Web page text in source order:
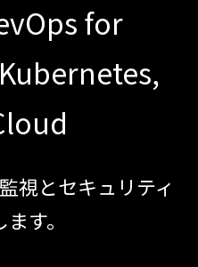
クラウドの弱点を可視化する新
が
for
視とセキュリティ
す。